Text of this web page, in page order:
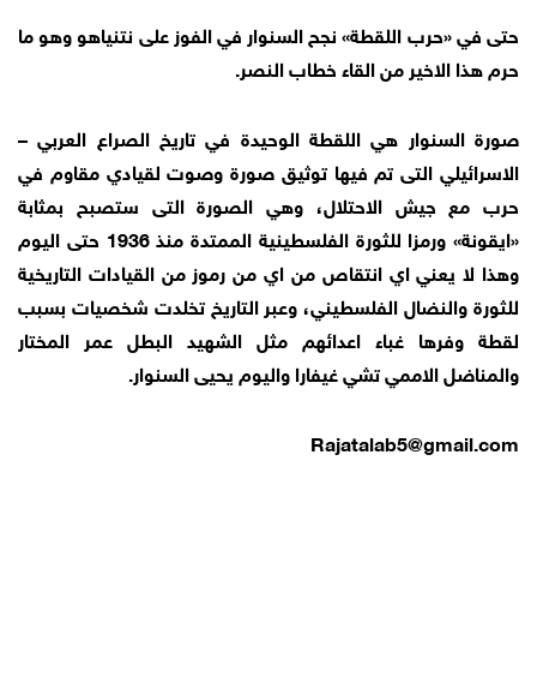
حتى في «حرب اللقطة» نجح السنوار في الفوز على نتنياهو وهو ما
حرم هذا الاخير من القاء خطاب النصر.
صورة السنوار هي اللقطة الوحيدة في تاريخ الصراع العربي –
الاسرائيلي التى تم فيها توثيق صورة وصوت لقيادي مقاوم في
حرب مع جيش الاحتلال، وهي الصورة التى ستصبح بمثابة
«ايقونة» ورمزا للثورة الفلسطينية الممتدة منذ 1936 حتى اليوم
وهذا لا يعني اي انتقاص من اي من رموز من القيادات التاريخية
للثورة والنضال الفلسطيني، وعبر التاريخ تخلدت شخصيات بسبب
لقطة وفرها غباء اعدائهم مثل الشهيد البطل عمر المختار
والمناضل الاممي تشي غيفارا واليوم يحيى السنوار.
Rajatalab5@gmail.com